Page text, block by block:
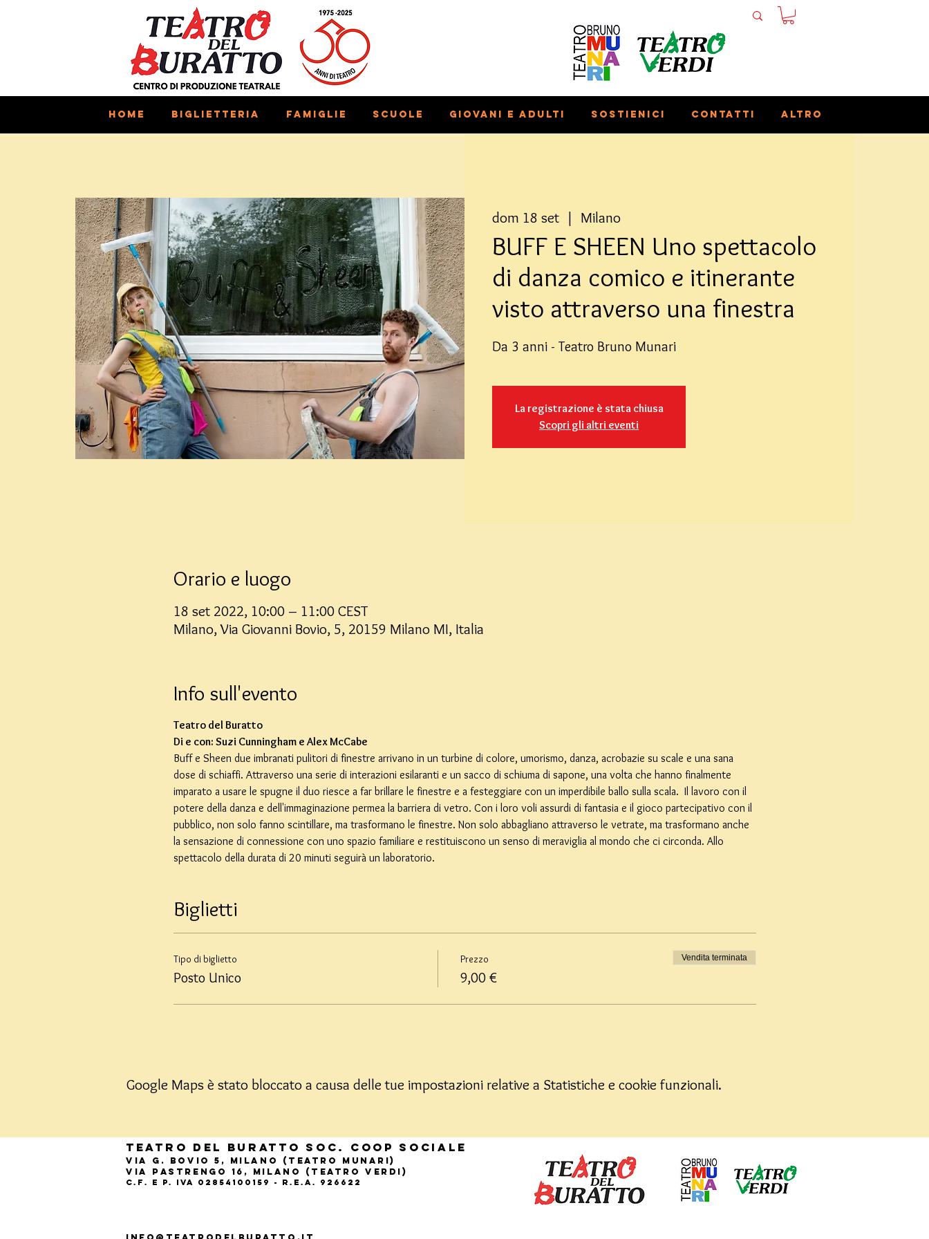
Home Biglietteria Famiglie Scuole Giovani e adulti Sostienici Contatti Altro
dom 18 set
  |
Milano
BUFF E SHEEN Uno spettacolo
di danza comico e itinerante
visto attraverso una finestra
Da 3 anni - Teatro Bruno Munari
La registrazione è stata chiusa
Scopri gli altri eventi
Orario e luogo
18 set 2022, 10:00 – 11:00 CEST
Milano, Via Giovanni Bovio, 5, 20159 Milano MI, Italia
Info sull'evento
Teatro del Buratto
Di e con: Suzi Cunningham e Alex McCabe
Buff e Sheen due imbranati pulitori di finestre arrivano in un turbine di colore, umorismo, danza, acrobazie su scale e una sana
dose di schiaffi. Attraverso una serie di interazioni esilaranti e un sacco di schiuma di sapone, una volta che hanno finalmente
imparato a usare le spugne il duo riesce a far brillare le finestre e a festeggiare con un imperdibile ballo sulla scala.  Il lavoro con il
potere della danza e dell'immaginazione permea la barriera di vetro. Con i loro voli assurdi di fantasia e il gioco partecipativo con il
pubblico, non solo fanno scintillare, ma trasformano le finestre. Non solo abbagliano attraverso le vetrate, ma trasformano anche
la sensazione di connessione con uno spazio familiare e restituiscono un senso di meraviglia al mondo che ci circonda. Allo
spettacolo della durata di 20 minuti seguirà un laboratorio.
Biglietti
Tipo di biglietto
Posto Unico
Prezzo
9,00 €
Vendita terminata
Google Maps è stato bloccato a causa delle tue impostazioni relative a Statistiche e cookie funzionali.
Teatro del Buratto Soc. Coop sociale
Via G. Bovio 5, Milano (Teatro Munari)
Via Pastrengo 16, Milano (Teatro Verdi)
C.F. e P. Iva 02854100159 - R.E.A. 926622
info@teatrodelburatto.it